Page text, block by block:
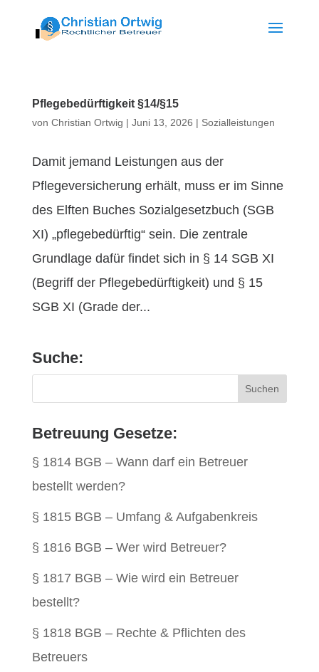
Pflegebedürftigkeit §14/§15
von Christian Ortwig | Juni 13, 2026 | Sozialleistungen
Damit jemand Leistungen aus der
Pflegeversicherung erhält, muss er im Sinne
des Elften Buches Sozialgesetzbuch (SGB
XI) „pflegebedürftig“ sein. Die zentrale
Grundlage dafür findet sich in § 14 SGB XI
(Begriff der Pflegebedürftigkeit) und § 15
SGB XI (Grade der...
Suche:
Betreuung Gesetze:
§ 1814 BGB – Wann darf ein Betreuer
bestellt werden?
§ 1815 BGB – Umfang & Aufgabenkreis
§ 1816 BGB – Wer wird Betreuer?
§ 1817 BGB – Wie wird ein Betreuer
bestellt?
§ 1818 BGB – Rechte & Pflichten des
Betreuers